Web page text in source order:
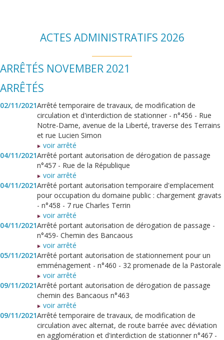
ACTES ADMINISTRATIFS 2026
ARRÊTÉS NOVEMBER 2021
ARRÊTÉS
02/11/2021Arrêté temporaire de travaux, de modification de
circulation et d'interdiction de stationner - n°456 - Rue
Notre-Dame, avenue de la Liberté, traverse des Terrains
et rue Lucien Simon
voir arrêté
04/11/2021Arrêté portant autorisation de dérogation de passage
n°457 - Rue de la République
voir arrêté
04/11/2021Arrêté portant autorisation temporaire d'emplacement
pour occupation du domaine public : chargement gravats
- n°458 - 7 rue Charles Terrin
voir arrêté
04/11/2021Arrêté portant autorisation de dérogation de passage -
n°459- Chemin des Bancaous
voir arrêté
05/11/2021Arrêté portant autorisation de stationnement pour un
emménagement - n°460 - 32 promenade de la Pastorale
voir arrêté
09/11/2021Arrêté portant autorisation de dérogation de passage
chemin des Bancaous n°463
voir arrêté
09/11/2021Arrêté temporaire de travaux, de modification de
circulation avec alternat, de route barrée avec déviation
en agglomération et d'interdiction de stationner n°467 -